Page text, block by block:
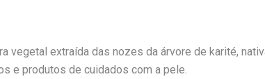
vegetal extraída das nozes da árvore de karité,
e produtos de cuidados com a pele.